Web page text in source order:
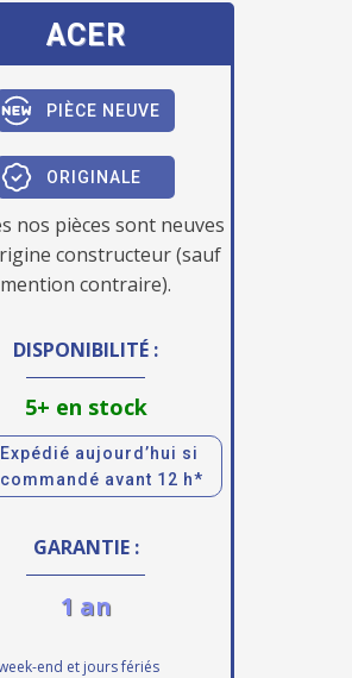
ACER
PIÈCE NEUVE
ORIGINALE
nos pièces sont neuves
constructeur (sauf
mention contraire).
DISPONIBILITÉ :
5+ en stock
Expédié aujourd’hui si
commandé avant 12 h*
GARANTIE :
1 an
end et jours fériés